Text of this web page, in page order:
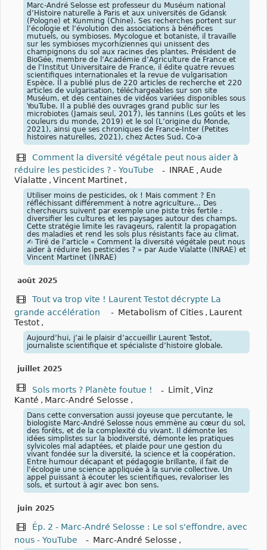
Marc-André Selosse est professeur du Muséum national
d’Histoire naturelle à Paris et aux universités de Gdansk
(Pologne) et Kunming (Chine). Ses recherches portent sur
l’écologie et l’évolution des associations à bénéfices
mutuels, ou symbioses. Mycologue et botaniste, il travaille
sur les symbioses mycorhiziennes qui unissent des
champignons du sol aux racines des plantes. Président de
BioGée, membre de l’Académie d’Agriculture de France et
de l’Institut Universitaire de France, il édite quatre revues
scientifiques internationales et la revue de vulgarisation
Espèce. Il a publié plus de 220 articles de recherche et 220
articles de vulgarisation, téléchargeables sur son site
Muséum, et des centaines de vidéos variées disponibles sous
YouTube. Il a publié des ouvrages grand public sur les
microbiotes (Jamais seul, 2017), les tannins (Les goûts et les
couleurs du monde, 2019) et le sol (L’origine du Monde,
2021), ainsi que ses chroniques de France-Inter (Petites
histoires naturelles, 2021), chez Actes Sud. Co-a
Comment la diversité végétale peut nous aider à
réduire les pesticides ? - YouTube
- INRAE , Aude
Vialatte , Vincent Martinet ,
Utiliser moins de pesticides, ok ! Mais comment ? En
réfléchissant différemment à notre agriculture... Des
chercheurs suivent par exemple une piste très fertile :
diversifier les cultures et les paysages autour des champs.
Cette stratégie limite les ravageurs, ralentit la propagation
des maladies et rend les sols plus résistants face au climat.
✍️ Tiré de l’article « Comment la diversité végétale peut nous
aider à réduire les pesticides ? » par Aude Vialatte (INRAE) et
Vincent Martinet (INRAE)
août 2025
Tout va trop vite ! Laurent Testot décrypte La
grande accélération
- Metabolism of Cities , Laurent
Testot ,
Aujourd’hui, j’ai le plaisir d’accueillir Laurent Testot,
journaliste scientifique et spécialiste d’histoire globale.
juillet 2025
Sols morts ? Planète foutue ! - Limit , Vinz
Kanté , Marc-André Selosse ,
Dans cette conversation aussi joyeuse que percutante, le
biologiste Marc-André Selosse nous emmène au cœur du sol,
des forêts, et de la complexité du vivant. Il démonte les
idées simplistes sur la biodiversité, démonte les pratiques
sylvicoles mal adaptées, et plaide pour une gestion du
vivant fondée sur la diversité, la science et la coopération.
Entre humour décapant et pédagogie brillante, il fait de
l’écologie une science appliquée à la survie collective. Un
appel puissant à écouter les scientifiques, revaloriser les
sols, et surtout à agir avec bon sens.
juin 2025
Ép. 2 - Marc-André Selosse : Le sol s'effondre, avec
nous - YouTube
- Marc-André Selosse ,